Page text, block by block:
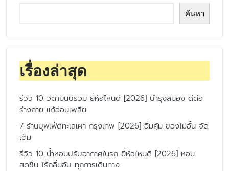
ค้นหา
เรื่องล่าสุด
รีวิว 10 วิตามินบีรวม ยี่ห้อไหนดี [2026] บำรุงสมอง ดีต่อ
ร่างกาย แก้อ่อนเพลีย
7 ร้านบุฟเฟ่ต์ทะเลเผา กรุงเทพ [2026] อิ่มคุ้ม ของไม่อั้น จัด
เต็ม
รีวิว 10 น้ำหอมปรับอากาศในรถ ยี่ห้อไหนดี [2026] หอม
สดชื่น ไร้กลิ่นอับ ทุกการเดินทาง